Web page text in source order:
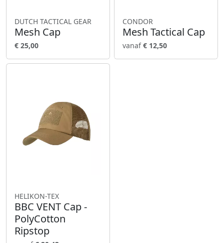
DUTCH TACTICAL GEAR
Mesh Cap
€ 25,00
CONDOR
Mesh Tactical Cap
vanaf€ 12,50
HELIKON-TEX
BBC VENT Cap -
PolyCotton
Ripstop